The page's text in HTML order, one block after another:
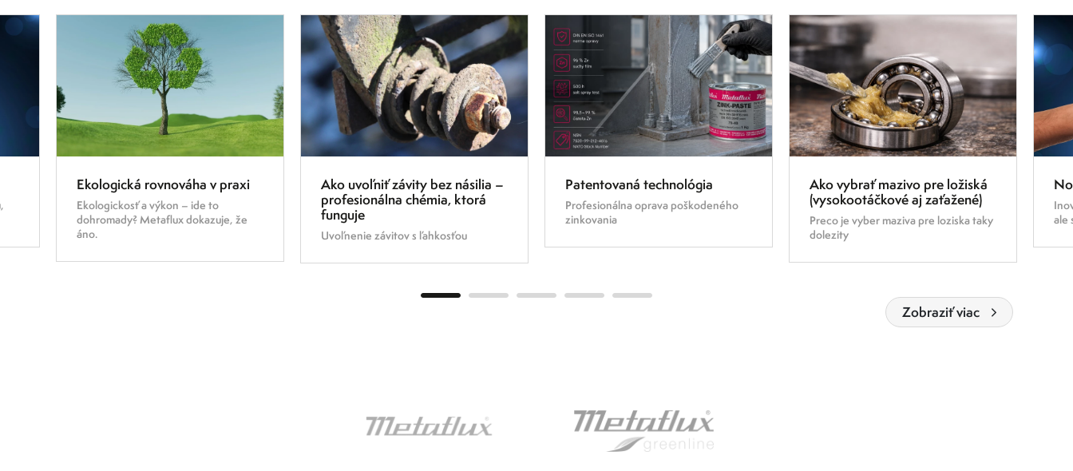
Ekologická rovnováha v praxi
Ekologickosť a výkon – ide to
dohromady? Metaflux dokazuje, že
áno.
7.7.2025
Ako uvoľniť závity bez násilia –
profesionálna chémia, ktorá
funguje
Uvoľnenie závitov s ľahkosťou
6.8.2026
Patentovaná technológia
Profesionálna oprava poškodeného
zinkovania
9.2.2026
Ako vybrať mazivo pre ložiská
(vysokootáčkové aj zaťažené)
Preco je vyber maziva pre loziska taky
dolezity
ale
Zobraziť viac